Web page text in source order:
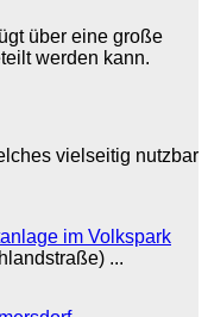
über eine große
werden kann.
vielseitig nutzbar
im Volkspark
...